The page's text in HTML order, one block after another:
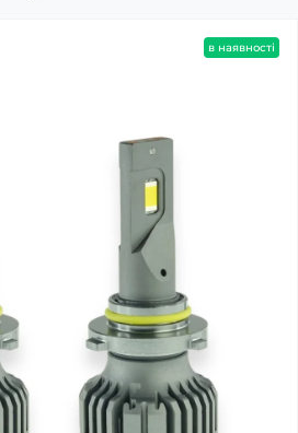
в наявності